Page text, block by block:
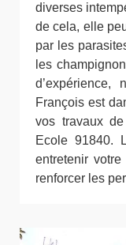
diverses
de cela, elle
par les
les
d’expérience,
François est
vos travaux
Ecole 91840.
entretenir
renforcer les